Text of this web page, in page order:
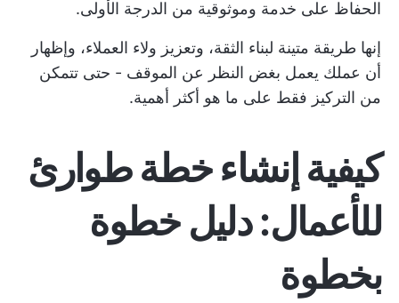
الحفاظ على خدمة وموثوقية من الدرجة الأولى.
إنها طريقة متينة لبناء الثقة، وتعزيز ولاء العملاء، وإظهار
أن عملك يعمل بغض النظر عن الموقف - حتى تتمكن
من التركيز فقط على ما هو أكثر أهمية.
كيفية إنشاء خطة طوارئ
للأعمال: دليل خطوة
بخطوة